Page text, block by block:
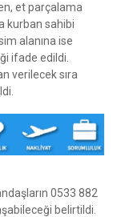
et parçalama
kurban sahibi
alanına ise
ifade edildi.
verilecek sıra
0533 882
belirtildi.